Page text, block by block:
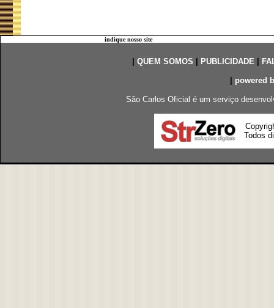
indique nosso site
QUEM SOMOS PUBLICIDADE|
powered
São Carlos Oficial é um serviço
Todos